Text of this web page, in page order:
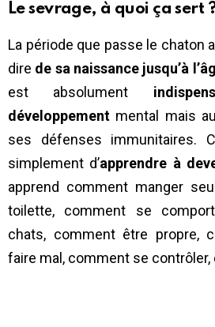
Le sevrage, à quoi ça sert
La période que passe le chaton
dire de sa naissance jusqu’à
est absolument
développement mental mais
ses défenses immunitaires.
simplement d’apprendre à
apprend comment manger
toilette, comment se
chats, comment être propre,
faire mal, comment se contrôler,